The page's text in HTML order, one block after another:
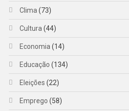
Clima (73)
Cultura (44)
Economia (14)
Educação (134)
Eleições (22)
Emprego (58)